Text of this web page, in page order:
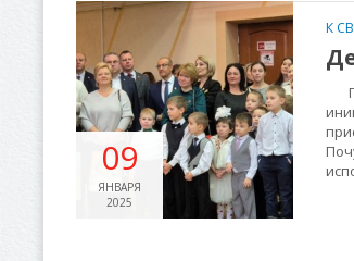
09
ЯНВАРЯ
2025
К